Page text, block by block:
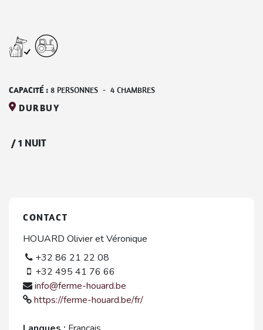
CAPACITÉ : 8 PERSONNES - 4 CHAMBRES
DURBUY
/1 NUIT
CONTACT
HOUARD Olivier et Véronique
+32 86 21 22 08
+32 495 41 76 66
info@ferme-houard.be
https://ferme-houard.be/fr/